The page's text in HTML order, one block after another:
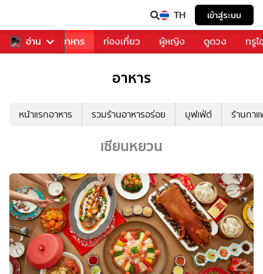
TH เข้าสู่ระบบ
อ่าน
การเพลง อาหาร ท่องเที่ยว ผู้หญิง ดูดวง ทรู
อาหาร
หน้าแรกอาหาร รวมร้านอาหารอร่อย บุฟเฟ่ต์ ร้านกา
เซียนหยวน